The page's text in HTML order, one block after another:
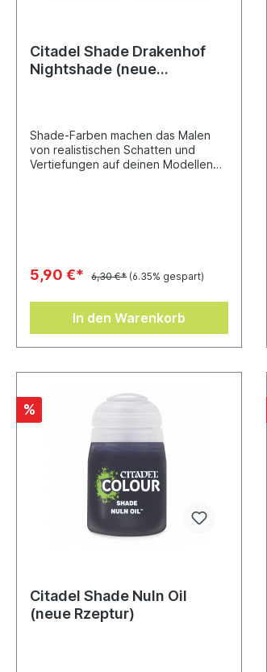
Citadel Shade Drakenhof
Nightshade (neue
Shade-Farben machen das Malen
von realistischen Schatten und
Vertiefungen auf deinen Modellen
5,90 €* 6,30 €* (6.35% gespart)
In den Warenkorb
%
Citadel Shade Nuln Oil
(neue Rzeptur)